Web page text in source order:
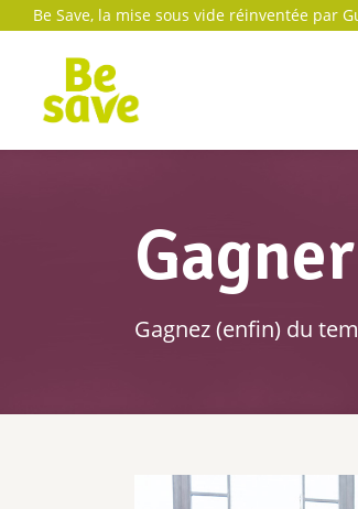
Be Save, la mise sous vide réinventée par
Gagnez (enfin) du